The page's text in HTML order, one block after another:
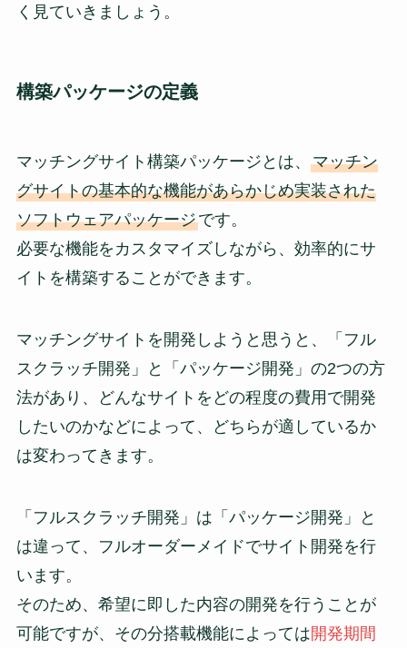
く見ていきましょう。
構築パッケージの定義
マッチングサイト構築パッケージとは、 マッチン
グサイトの基本的な機能があらかじめ実装された
ソフトウェアパッケージです。
必要な機能をカスタマイズしながら、効率的にサ
イトを構築することができます。
マッチングサイトを開発しようと思うと、「フル
スクラッチ開発」と「パッケージ開発」の2つの方
法があり、どんなサイトをどの程度の費用で開発
したいのかなどによって、どちらが適しているか
は変わってきます。
「フルスクラッチ開発」は「パッケージ開発」と
は違って、フルオーダーメイドでサイト開発を行
います。
そのため、希望に即した内容の開発を行うことが
可能ですが、その分搭載機能によっては開発期間